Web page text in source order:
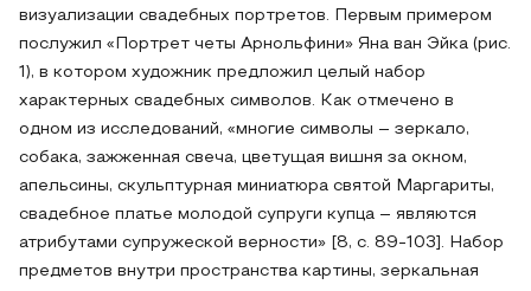
визуализации свадебных портретов. Первым примером
послужил «Портрет четы Арнольфини» Яна ван Эйка (рис.
1), в котором художник предложил целый набор
характерных свадебных символов. Как отмечено в
одном из исследований, «многие символы – зеркало,
собака, зажженная свеча, цветущая вишня за окном,
апельсины, скульптурная миниатюра святой Маргариты,
свадебное платье молодой супруги купца – являются
атрибутами супружеской верности» [8, с. 89-103]. Набор
предметов внутри пространства картины, зеркальная